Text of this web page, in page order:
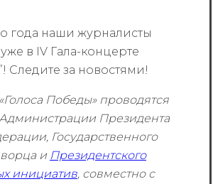
года наши журналисты
в IV Гала-концерте
Следите за новостями!
Победы» проводятся
Президента
Государственного
и Президентского
инициатив, совместно с